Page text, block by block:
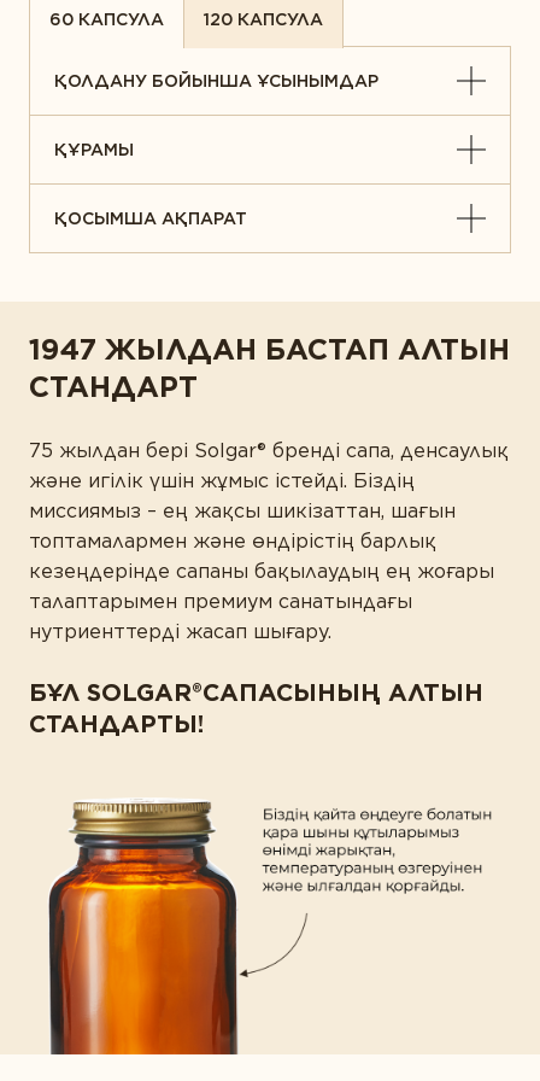
60 КАПСУЛА 120 КАПСУЛА
ҚОЛДАНУ БОЙЫНША ҰСЫНЫМДАР
ҚҰРАМЫ
ҚОСЫМША АҚПАРАТ
1947 ЖЫЛДАН БАСТАП АЛТЫН
СТАНДАРТ
75 жылдан бері Solgar® бренді сапа, денсаулық
және игілік үшін жұмыс істейді. Біздің
миссиямыз – ең жақсы шикізаттан, шағын
топтамалармен және өндірістің барлық
кезеңдерінде сапаны бақылаудың ең жоғары
талаптарымен премиум санатындағы
нутриенттерді жасап шығару.
БҰЛ SOLGAR®САПАСЫНЫҢ АЛТЫН
СТАНДАРТЫ!